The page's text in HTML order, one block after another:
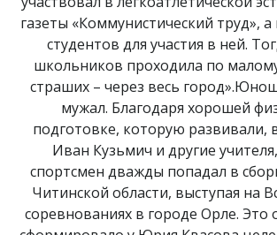
газеты «Коммунистический труд», а
студентов для участия в ней.
школьников проходила по малому
страших – через весь
мужал. Благодаря хорошей
подготовке, которую развивали,
Иван Кузьмич и другие
спортсмен дважды попадал в
Читинской области, выступая на
соревнованиях в городе Орле. Это